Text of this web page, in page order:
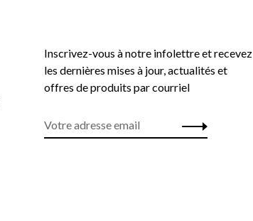
Inscrivez-vous à notre infolettre et recevez
les dernières mises à jour, actualités et
offres de produits par courriel